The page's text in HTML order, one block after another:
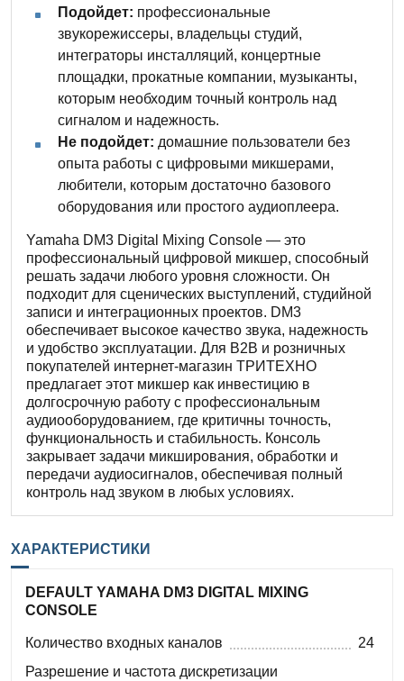
Подойдет: профессиональные
звукорежиссеры, владельцы студий,
интеграторы инсталляций, концертные
площадки, прокатные компании, музыканты,
которым необходим точный контроль над
сигналом и надежность.
Не подойдет: домашние пользователи без
опыта работы с цифровыми микшерами,
любители, которым достаточно базового
оборудования или простого аудиоплеера.
Yamaha DM3 Digital Mixing Console — это
профессиональный цифровой микшер, способный
решать задачи любого уровня сложности. Он
подходит для сценических выступлений, студийной
записи и интеграционных проектов. DM3
обеспечивает высокое качество звука, надежность
и удобство эксплуатации. Для B2B и розничных
покупателей интернет-магазин ТРИТЕХНО
предлагает этот микшер как инвестицию в
долгосрочную работу с профессиональным
аудиооборудованием, где критичны точность,
функциональность и стабильность. Консоль
закрывает задачи микширования, обработки и
передачи аудиосигналов, обеспечивая полный
контроль над звуком в любых условиях.
ХАРАКТЕРИСТИКИ
DEFAULT YAMAHA DM3 DIGITAL MIXING
CONSOLE
Количество входных каналов
24
Разрешение и частота дискретизации